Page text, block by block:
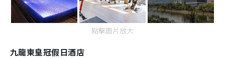
點擊圖片放大
九龍東皇冠假日酒店